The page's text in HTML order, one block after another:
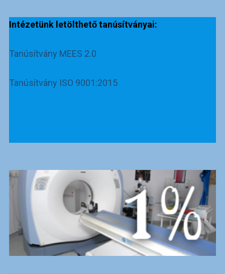
Intézetünk letölthető tanúsítványai:
Tanúsítvány MEES 2.0
Tanúsítvány ISO 9001:2015